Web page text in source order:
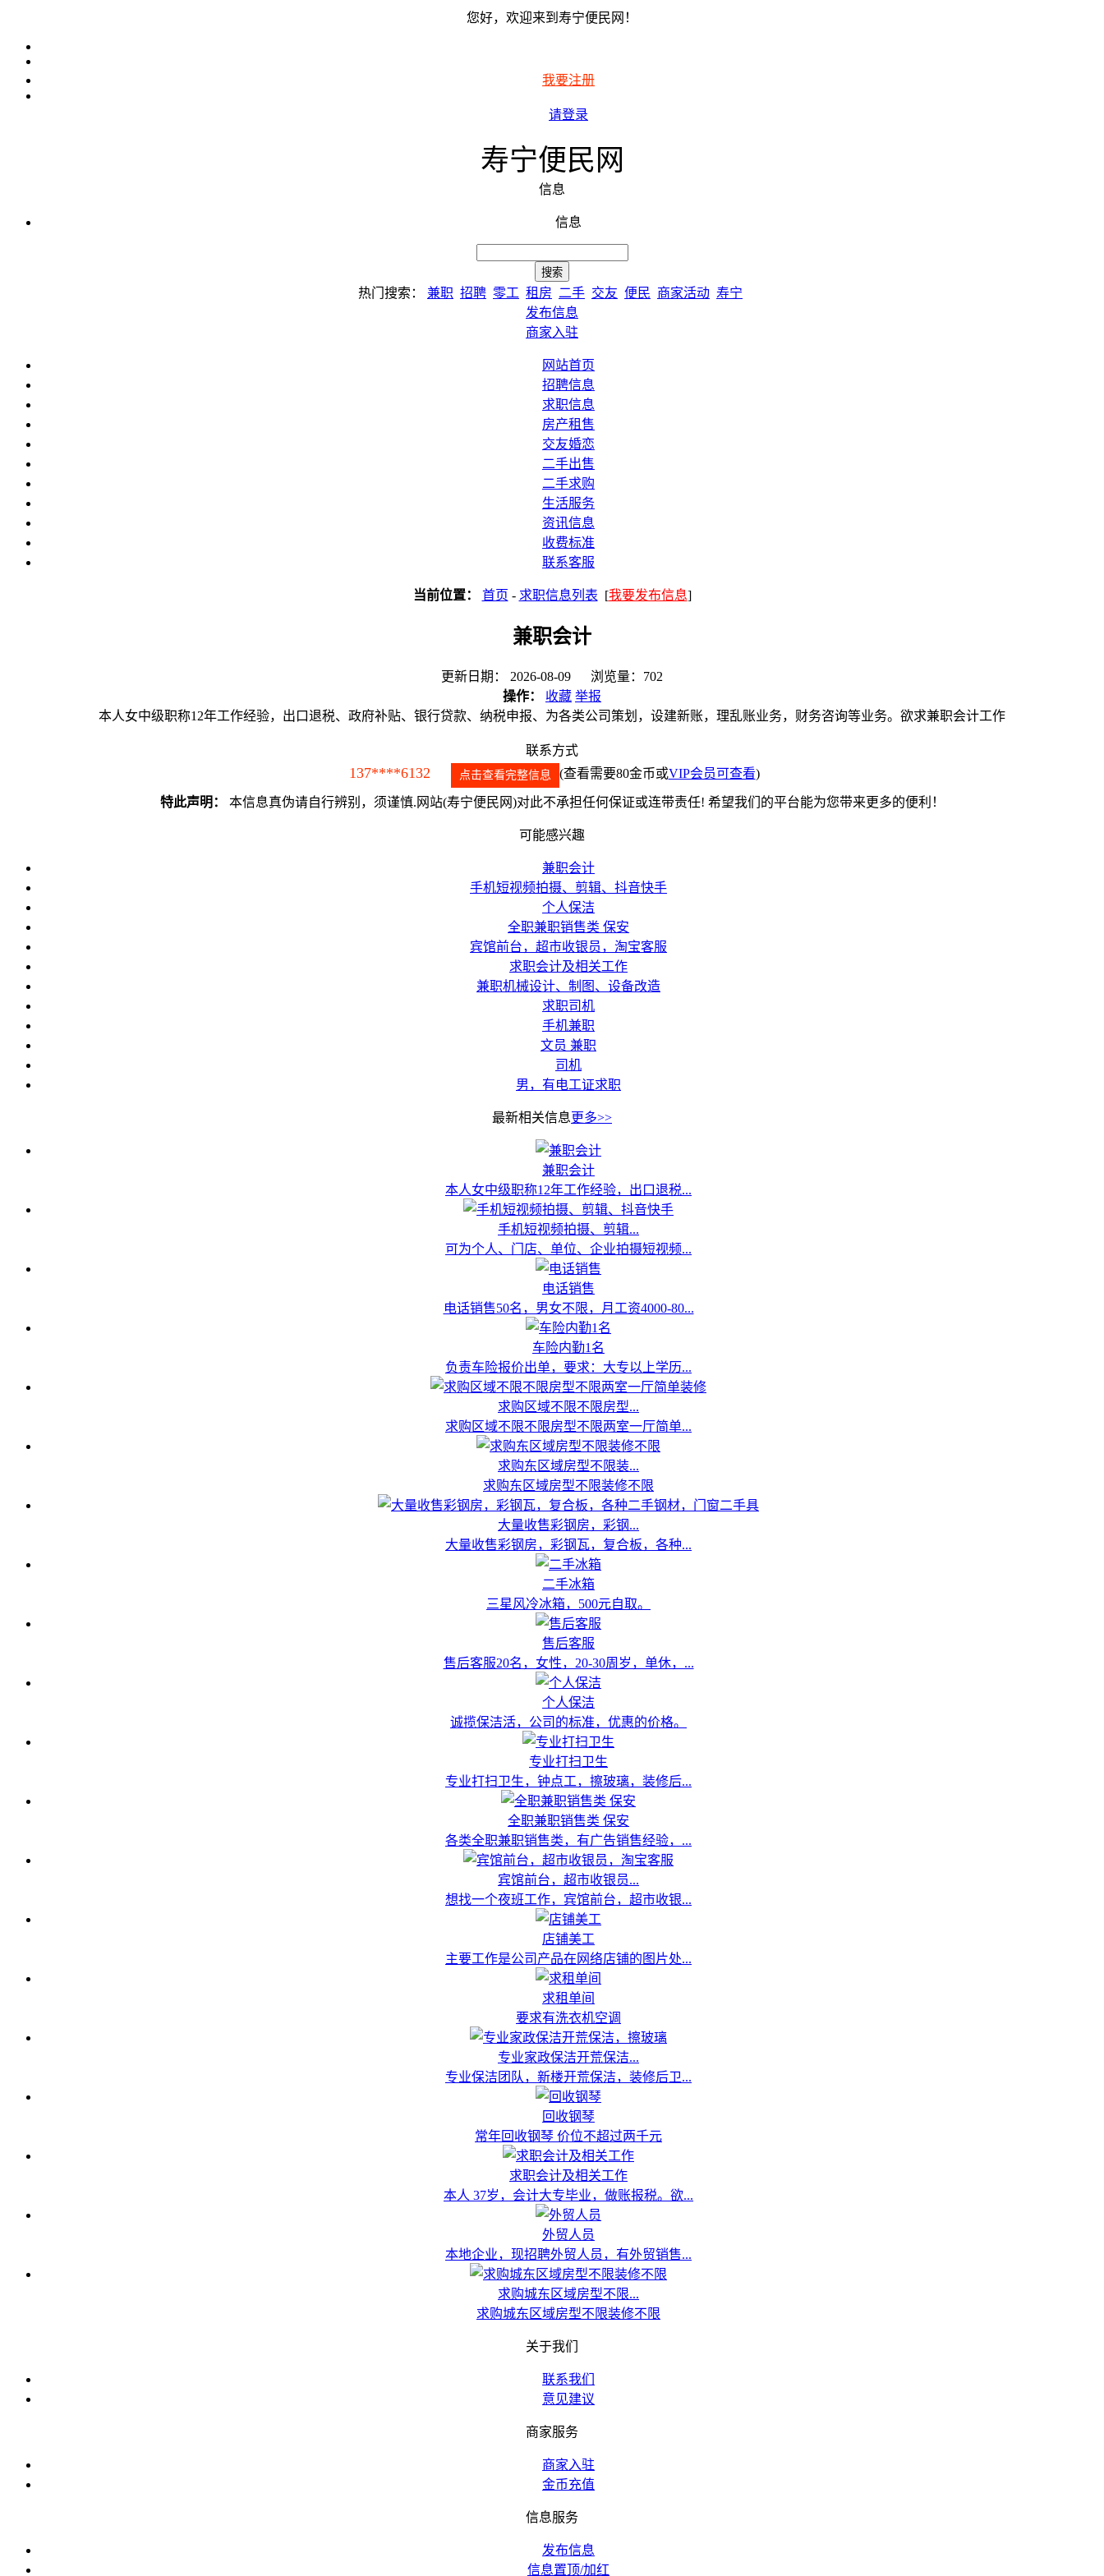
您好，欢迎来到寿宁便民网！
我要注册
请登录
寿宁便民网
信息
信息
热门搜索： 兼职 招聘 零工 租房 二手 交友 便民 商家活动 寿宁
发布信息
商家入驻
网站首页
招聘信息
求职信息
房产租售
交友婚恋
二手出售
二手求购
生活服务
资讯信息
收费标准
联系客服
当前位置： 首页 - 求职信息列表 [我要发布信息]
兼职会计
更新日期： 2026-08-09 浏览量：702
操作：
收藏 举报
本人女中级职称12年工作经验，出口退税、政府补贴、银行贷款、纳税申报、为各类公司策划，设建新账，理乱账业务，财务咨询等业务。欲求兼职会计工作
联系方式
137****6132 点击查看完整信息 (查看需要80金币或VIP会员可查看)
特此声明： 本信息真伪请自行辨别，须谨慎.网站(寿宁便民网)对此不承担任何保证或连带责任! 希望我们的平台能为您带来更多的便利！
可能感兴趣
兼职会计
手机短视频拍摄、剪辑、抖音快手
个人保洁
全职兼职销售类 保安
宾馆前台，超市收银员，淘宝客服
求职会计及相关工作
兼职机械设计、制图、设备改造
求职司机
手机兼职
文员 兼职
司机
男，有电工证求职
最新相关信息更多>>
兼职会计
本人女中级职称12年工作经验，出口退税...
手机短视频拍摄、剪辑...
可为个人、门店、单位、企业拍摄短视频...
电话销售
电话销售50名，男女不限，月工资4000-80...
车险内勤1名
负责车险报价出单，要求：大专以上学历...
求购区域不限不限房型...
求购区域不限不限房型不限两室一厅简单...
求购东区域房型不限装...
求购东区域房型不限装修不限
大量收售彩钢房，彩钢...
大量收售彩钢房，彩钢瓦，复合板，各种...
二手冰箱
三星风冷冰箱，500元自取。
售后客服
售后客服20名，女性，20-30周岁，单休，...
个人保洁
诚揽保洁活，公司的标准，优惠的价格。
专业打扫卫生
专业打扫卫生，钟点工，擦玻璃，装修后...
全职兼职销售类 保安
各类全职兼职销售类，有广告销售经验，...
宾馆前台，超市收银员...
想找一个夜班工作，宾馆前台，超市收银...
店铺美工
主要工作是公司产品在网络店铺的图片处...
求租单间
要求有洗衣机空调
专业家政保洁开荒保洁...
专业保洁团队，新楼开荒保洁，装修后卫...
回收钢琴
常年回收钢琴 价位不超过两千元
求职会计及相关工作
本人 37岁，会计大专毕业，做账报税。欲...
外贸人员
本地企业，现招聘外贸人员，有外贸销售...
求购城东区域房型不限...
求购城东区域房型不限装修不限
关于我们
联系我们
意见建议
商家服务
商家入驻
金币充值
信息服务
发布信息
信息置顶/加红